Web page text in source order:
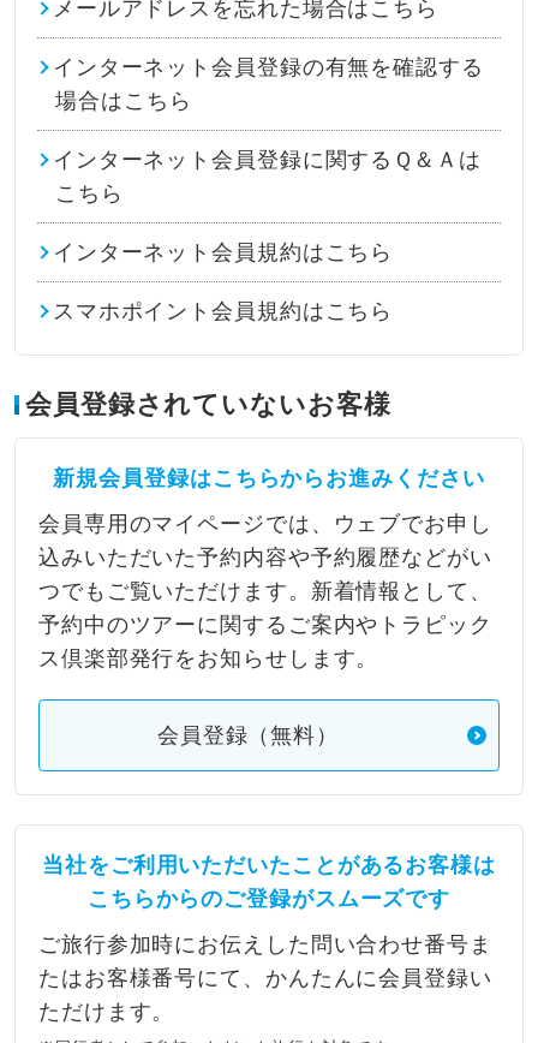
メールアドレスを忘れた場合はこちら
インターネット会員登録の有無を確認する
場合はこちら
インターネット会員登録に関するＱ＆Ａは
こちら
インターネット会員規約はこちら
スマホポイント会員規約はこちら
会員登録されていないお客様
新規会員登録はこちらからお進みください
会員専用のマイページでは、ウェブでお申し
込みいただいた予約内容や予約履歴などがい
つでもご覧いただけます。新着情報として、
予約中のツアーに関するご案内やトラピック
ス倶楽部発行をお知らせします。
会員登録（無料）
当社をご利用いただいたことがあるお客様は
こちらからのご登録がスムーズです
ご旅行参加時にお伝えした問い合わせ番号ま
たはお客様番号にて、かんたんに会員登録い
ただけます。